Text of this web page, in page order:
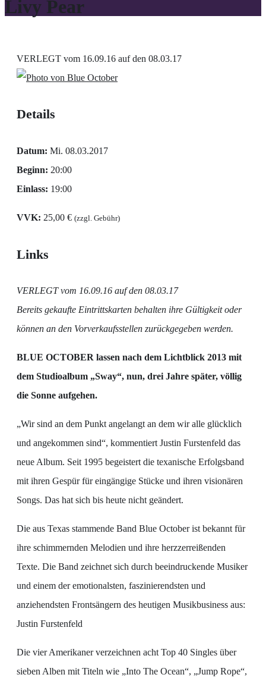
Livy Pear
VERLEGT vom 16.09.16 auf den 08.03.17
Details
Datum: Mi. 08.03.2017
Beginn: 20:00
Einlass: 19:00
VVK: 25,00 € (zzgl. Gebühr)
Links
VERLEGT vom 16.09.16 auf den 08.03.17
Bereits gekaufte Eintrittskarten behalten ihre Gültigkeit oder
können an den Vorverkaufsstellen zurückgegeben werden.
BLUE OCTOBER lassen nach dem Lichtblick 2013 mit
dem Studioalbum „Sway“, nun, drei Jahre später, völlig
die Sonne aufgehen.
„Wir sind an dem Punkt angelangt an dem wir alle glücklich
und angekommen sind“, kommentiert Justin Furstenfeld das
neue Album. Seit 1995 begeistert die texanische Erfolgsband
mit ihren Gespür für eingängige Stücke und ihren visionären
Songs. Das hat sich bis heute nicht geändert.
Die aus Texas stammende Band Blue October ist bekannt für
ihre schimmernden Melodien und ihre herzzerreißenden
Texte. Die Band zeichnet sich durch beeindruckende Musiker
und einem der emotionalsten, faszinierendsten und
anziehendsten Frontsängern des heutigen Musikbusiness aus:
Justin Furstenfeld
Die vier Amerikaner verzeichnen acht Top 40 Singles über
sieben Alben mit Titeln wie „Into The Ocean“, „Jump Rope“,